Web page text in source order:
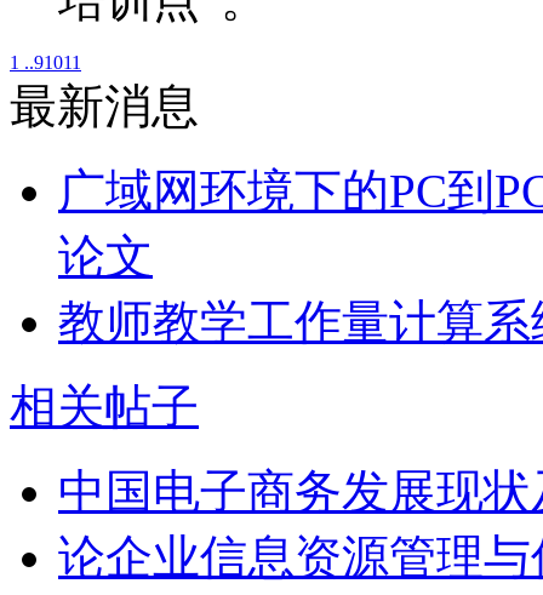
1 ..91011
最新消息
广域网环境下的PC到
论文
教师教学工作量计算
相关帖子
中国电子商务发展现
论企业信息资源管理